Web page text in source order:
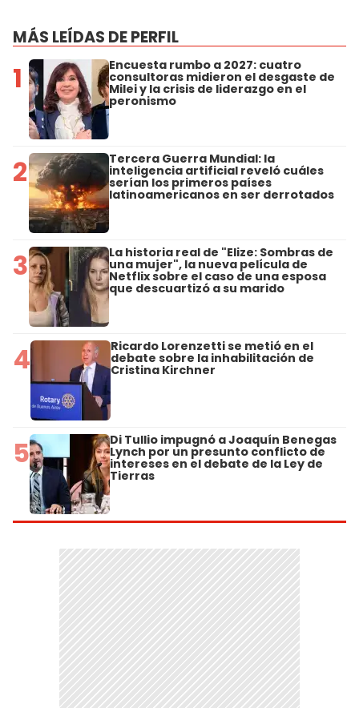
MÁS LEÍDAS DE PERFIL
1 Encuesta rumbo a 2027: cuatro
consultoras midieron el desgaste de
Milei y la crisis de liderazgo en el
peronismo
2 Tercera Guerra Mundial: la
inteligencia artificial reveló cuáles
serían los primeros países
latinoamericanos en ser derrotados
3 La historia real de "Elize: Sombras de
una mujer", la nueva película de
Netflix sobre el caso de una esposa
que descuartizó a su marido
4 Ricardo Lorenzetti se metió en el
debate sobre la inhabilitación de
Cristina Kirchner
5 Di Tullio impugnó a Joaquín Benegas
Lynch por un presunto conflicto de
intereses en el debate de la Ley de
Tierras